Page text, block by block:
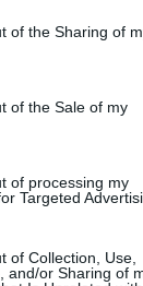
of the Sharing of
of the Sale of my
of processing my
Targeted
of Collection, Use,
and/or Sharing of